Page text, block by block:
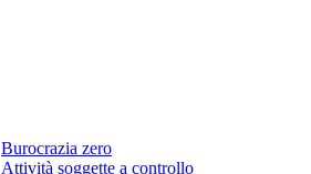
Burocrazia zero
Attività soggette a controllo